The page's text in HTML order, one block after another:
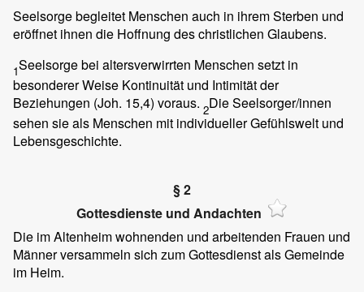
Seelsorge begleitet Menschen auch in ihrem Sterben und
eröffnet ihnen die Hoffnung des christlichen Glaubens.
1Seelsorge bei altersverwirrten Menschen setzt in
besonderer Weise Kontinuität und Intimität der
Beziehungen (Joh. 15,4) voraus. 2Die Seelsorger/innen
sehen sie als Menschen mit individueller Gefühlswelt und
Lebensgeschichte.
§ 2
Gottesdienste und Andachten
Die im Altenheim wohnenden und arbeitenden Frauen und
Männer versammeln sich zum Gottesdienst als Gemeinde
im Heim.